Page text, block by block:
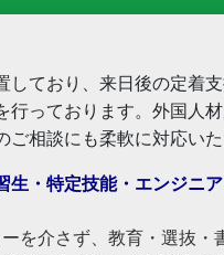
しており 、来日後の定着
行っております。外国人材
ご相談にも柔軟に対応い
生・特定技能・ エンジニ
を介さず、教育・選抜・